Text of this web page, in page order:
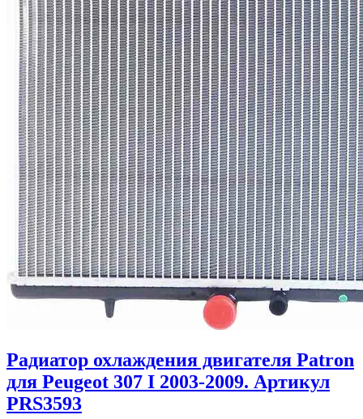
Радиатор охлаждения двигателя Patron
для Peugeot 307 I 2003-2009. Артикул
PRS3593